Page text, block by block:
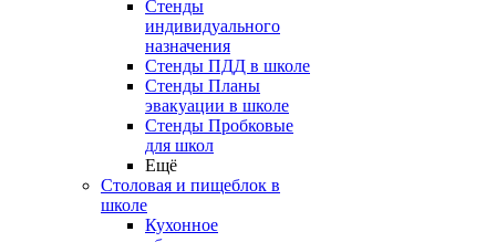
Стенды
индивидуального
назначения
Стенды ПДД в школе
Стенды Планы
эвакуации в школе
Стенды Пробковые
для школ
Ещё
Столовая и пищеблок в
школе
Кухонное